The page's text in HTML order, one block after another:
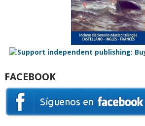
FACEBOOK